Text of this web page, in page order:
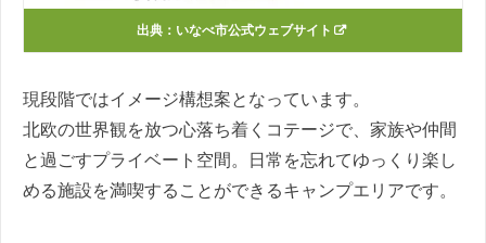
出典： いなべ市公式ウェブサイト
現段階ではイメージ構想案となっています。
北欧の世界観を放つ心落ち着くコテージで、家族や仲間
と過ごすプライベート空間。日常を忘れてゆっくり楽し
める施設を満喫することができるキャンプエリアです。